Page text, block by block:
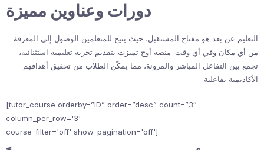
دورات وعناوين مميزة
التعليم عن بعد هو مفتاح المستقبل، حيث يتيح للمتعلمين الوصول إلى المعرفة
من أي مكان وفي أي وقت. منصة أوج تميزت بتقديم تجربة تعليمية استثنائية،
تجمع بين التفاعل المباشر والمرونة، مما يمكّن الطلاب من تحقيق أهدافهم
الأكاديمية بفاعلية.
[tutor_course orderby=”ID” order=”desc” count=”3″
column_per_row='3'
course_filter='off' show_pagination='off']